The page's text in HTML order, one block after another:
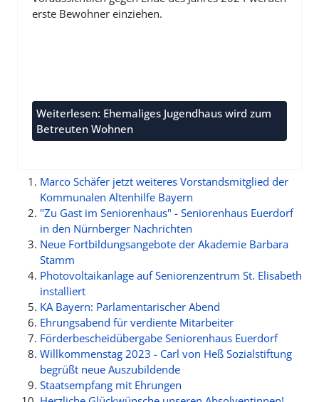
erste Bewohner einziehen.
Weiterlesen: Ehemaliges Jugendhaus wird zum
Betreuten Wohnen
Marco Schäfer jetzt weiteres Vorstandsmitglied der
Kommunalen Altenhilfe Bayern
"Zu Gast im Seniorenhaus" - Seniorenhaus Euerdorf
in den Nürnberger Nachrichten
Neue Fortbildungsangebote der Akademie Barbara
Stamm
Photovoltaikanlage auf Seniorenzentrum St. Elisabeth
installiert
KA Bayern: Parlamentarischer Abend
Ehrungsabend für verdiente Mitarbeiter
Förderbescheidübergabe Seniorenhaus Euerdorf
Willkommenstag 2023 - Carl von Heß Sozialstiftung
begrüßt neue Auszubildende
Staatsempfang mit Ehrungen